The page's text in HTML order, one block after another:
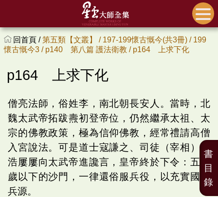
回首頁 /第五類【文叢】 / 197-199懷古慨今(共3冊) / 199
懷古慨今3 / p140 第八篇 護法衛教 / p164 上求下化
p164 上求下化
僧亮法師，俗姓李，南北朝長安人。當時，北
魏太武帝拓跋燾初登帝位，仍然繼承太祖、太
宗的佛教政策，極為信仰佛教，經常禮請高僧
入宮說法。可是道士寇謙之、司徒（宰相）崔
浩屢屢向太武帝進讒言，皇帝終於下令：五十
歲以下的沙門，一律還俗服兵役，以充實國家
兵源。
書
目
錄